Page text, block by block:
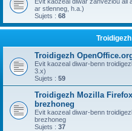
ar stlenneg, h.a.)
Sujets : 68
Troidigezh
Evit kaozeal diwar-benn
3.x)
Sujets : 59
Troidigezh Mozilla
brezhoneg
Evit kaozeal diwar-benn
brezhoneg
Sujets : 37